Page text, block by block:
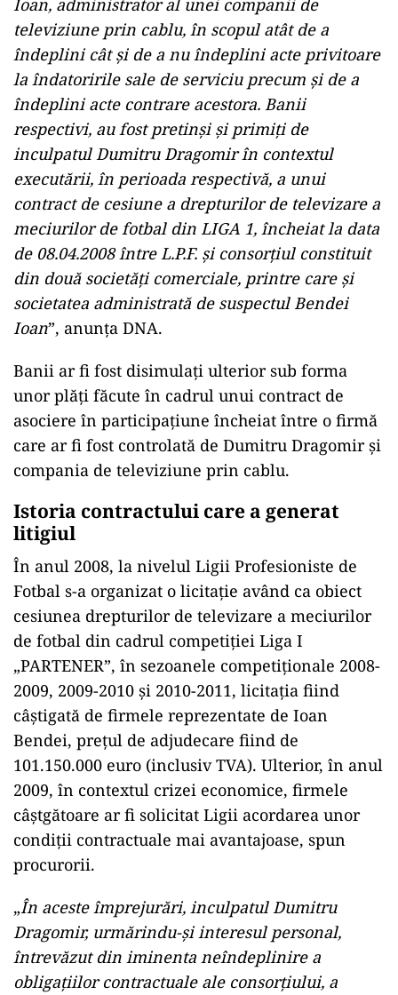
Ioan, administrator al unei companii de
televiziune prin cablu, în scopul atât de a
îndeplini cât şi de a nu îndeplini acte privitoare
la îndatoririle sale de serviciu precum şi de a
îndeplini acte contrare acestora. Banii
respectivi, au fost pretinşi şi primiţi de
inculpatul Dumitru Dragomir în contextul
executării, în perioada respectivă, a unui
contract de cesiune a drepturilor de televizare a
meciurilor de fotbal din LIGA 1, încheiat la data
de 08.04.2008 între L.P.F. şi consorţiul constituit
din două societăţi comerciale, printre care şi
societatea administrată de suspectul Bendei
Ioan”, anunţa DNA.
Banii ar fi fost disimulaţi ulterior sub forma
unor plăţi făcute în cadrul unui contract de
asociere în participaţiune încheiat între o firmă
care ar fi fost controlată de Dumitru Dragomir şi
compania de televiziune prin cablu.
Istoria contractului care a generat
litigiul
În anul 2008, la nivelul Ligii Profesioniste de
Fotbal s-a organizat o licitaţie având ca obiect
cesiunea drepturilor de televizare a meciurilor
de fotbal din cadrul competiţiei Liga I
„PARTENER”, în sezoanele competiţionale 2008-
2009, 2009-2010 şi 2010-2011, licitaţia fiind
câştigată de firmele reprezentate de Ioan
Bendei, preţul de adjudecare fiind de
101.150.000 euro (inclusiv TVA). Ulterior, în anul
2009, în contextul crizei economice, firmele
câştgătoare ar fi solicitat Ligii acordarea unor
condiţii contractuale mai avantajoase, spun
procurorii.
„În aceste împrejurări, inculpatul Dumitru
Dragomir, urmărindu-şi interesul personal,
întrevăzut din iminenta neîndeplinire a
obligaţiilor contractuale ale consorţiului, a